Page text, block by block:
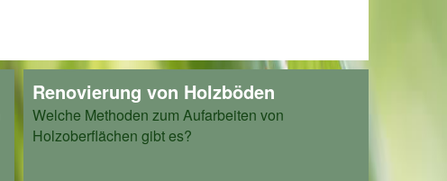
Renovierung von Holzböden
Welche Methoden zum Aufarbeiten von
Holzoberflächen gibt es?